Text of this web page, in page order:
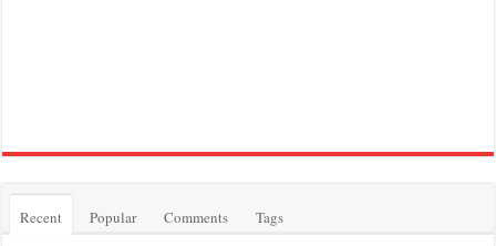
Recent Popular Comments Tags